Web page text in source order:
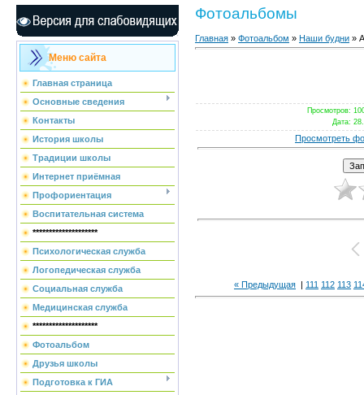
Меню сайта
Главная страница
Основные сведения
Контакты
История школы
Традиции школы
Интернет приёмная
Профориентация
Воспитательная система
********************
Психологическая служба
Логопедическая служба
Социальная служба
Медицинская служба
********************
Фотоальбом
Друзья школы
Подготовка к ГИА
Фотоальбомы
Главная » Фотоальбом » Наши будни »
Просмотров:
Дата:
Просмотреть
« Предыдущая | 111 112 113